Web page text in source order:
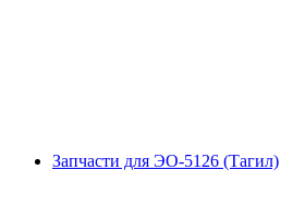
Запчасти для ЭО-5126 (Тагил)